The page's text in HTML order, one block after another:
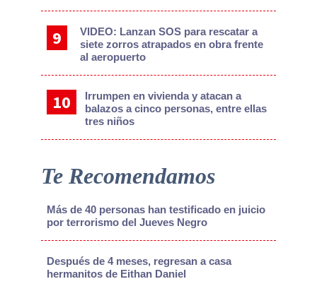
VIDEO: Lanzan SOS para rescatar a
siete zorros atrapados en obra frente
al aeropuerto
Irrumpen en vivienda y atacan a
balazos a cinco personas, entre ellas
tres niños
Te Recomendamos
Más de 40 personas han testificado en juicio
por terrorismo del Jueves Negro
Después de 4 meses, regresan a casa
hermanitos de Eithan Daniel